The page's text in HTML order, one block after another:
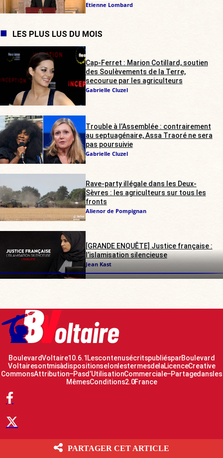
Etienne Lombard
LES PLUS LUS DU MOIS
Cap-Ferret : Marion Cotillard, soutien
des Soulèvements de la Terre,
secourue par les agriculteurs
Gabrielle Cluzel
Trouble à l’Assemblée : contrairement
au septuagénaire, Assa Traoré ne sera
pas poursuivie
Gabrielle Cluzel
Rave-party illégale dans les Deux-
Sèvres : les agriculteurs sur tous les
fronts
Alienor de Pompignan
[GRANDE ENQUÊTE] Justice française :
l’islamisation silencieuse
Jean Kast
Boulevard Voltaire 10.6.1 Les contenus écrits publiés par Boulevard
Voltaire sont mis à disposition selon les termes de la Licence Creative
Commons Attribution – Pas d’Utilisation Commerciale – Partage dans les
Mêmes Conditions 2.0 France
PARTAGER CET ARTICLE